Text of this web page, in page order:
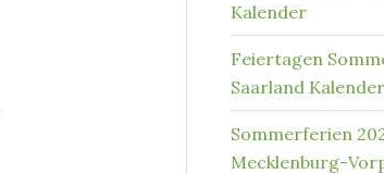
Kalender
Feiertagen
Saarland
Sommerferien
Mecklenburg-